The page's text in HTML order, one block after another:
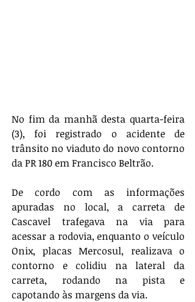
No fim da manhã desta quarta-feira
(3), foi registrado o acidente de
trânsito no viaduto do novo contorno
da PR 180 em Francisco Beltrão.
De cordo com as informações
apuradas no local, a carreta de
Cascavel trafegava na via para
acessar a rodovia, enquanto o veículo
Onix, placas Mercosul, realizava o
contorno e colidiu na lateral da
carreta, rodando na pista e
capotando às margens da via.